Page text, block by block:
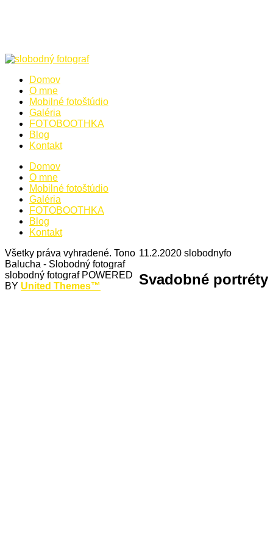
Domov
O mne
Mobilné fotoštúdio
Galéria
FOTOBOOTHKA
Blog
Kontakt
Domov
O mne
Mobilné fotoštúdio
Galéria
FOTOBOOTHKA
Blog
Kontakt
11.2.2020 slobodnyfo
Svadobné portréty
Všetky práva vyhradené. Tono
Balucha - Slobodný fotograf
slobodný fotograf POWERED
BY United Themes™